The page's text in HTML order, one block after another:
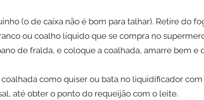
(o de caixa não é bom para talhar). Retire do
ou coalho líquido que se compra no
de fralda, e coloque a coalhada, amarre bem e
como quiser ou bata no liquidificador
até obter o ponto do requeijão com o leite.